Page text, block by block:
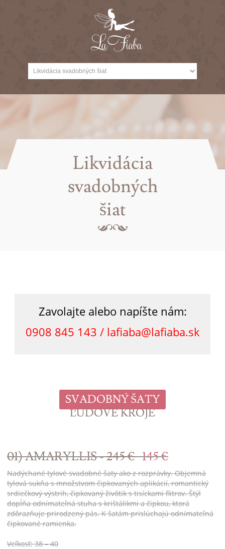
Likvidácia
svadobných
šiat
Zavolajte alebo napíšte nám:
0908 845 143 / lafiaba@lafiaba.sk
SVADOBNÝ ŠATY
ĽUDOVÉ KROJE
01) AMARYLLIS -245 € 145 €
Nadýchané tylové svadobné šaty ako z rozprávky. Objemná
tylová sukňa s množstvom čipkovaných aplikácií, romantický
srdiečkový výstrih, čipkovaný živôtik s tisíckami flitrov. Štýl
dopĺňa odnímateľná stuha s krištálikmi a čipkou, ktorá
zdôrazňuje prirodzený pás. K šatám prislúchajú odnímateľná
čipkované ramienka.
Veľkosť: 38 – 40